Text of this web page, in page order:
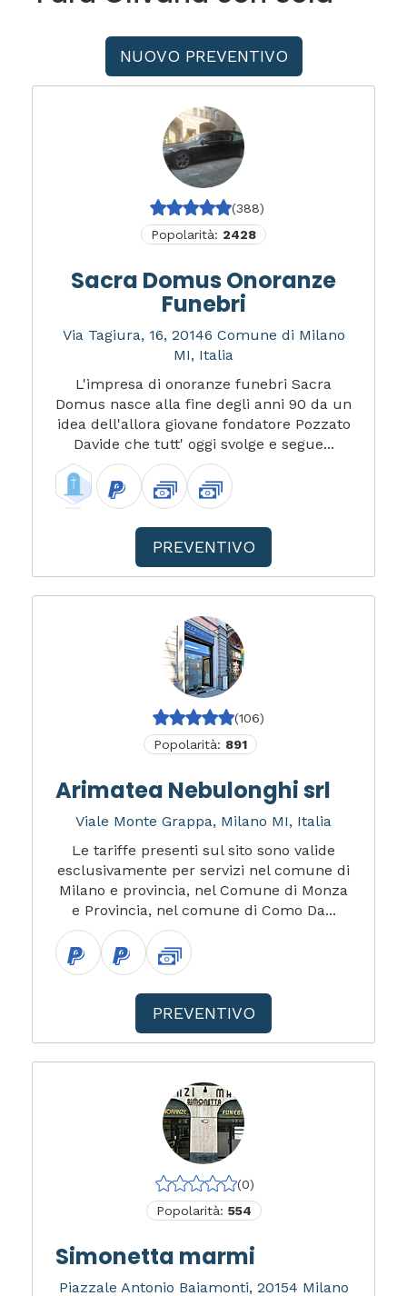
NUOVO PREVENTIVO
(388)
Popolarità: 2428
Sacra Domus Onoranze
Funebri
Via Tagiura, 16, 20146 Comune di Milano
MI, Italia
L'impresa di onoranze funebri Sacra
Domus nasce alla fine degli anni 90 da un
idea dell'allora giovane fondatore Pozzato
Davide che tutt' oggi svolge e segue...
PREVENTIVO
(106)
Popolarità: 891
Arimatea Nebulonghi srl
Viale Monte Grappa, Milano MI, Italia
Le tariffe presenti sul sito sono valide
esclusivamente per servizi nel comune di
Milano e provincia, nel Comune di Monza
e Provincia, nel comune di Como Da...
PREVENTIVO
(0)
Popolarità: 554
Simonetta marmi
Piazzale Antonio Baiamonti, 20154 Milano